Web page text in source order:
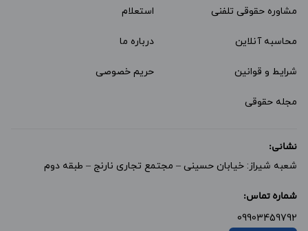
مشاوره حقوقی تلفنی استعلام
محاسبه آنلاین درباره ما
شرایط و قوانین حریم خصوصی
مجله حقوقی
نشانی:
شعبه شیراز: خیابان حسینی – مجتمع تجاری نارنج – طبقه دوم
شماره تماس:
09903459792